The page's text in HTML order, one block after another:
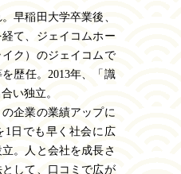
早稲田大学卒業後、
て、ジェイコムホー
ク）のジェイコムで
歴任。2013年、「識
い独立。
企業の業績アップに
1日でも早く社会に広
。人と会社を成長さ
して、口コミで広が